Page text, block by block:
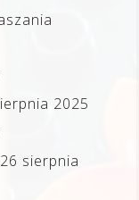
2025
26 sierpnia